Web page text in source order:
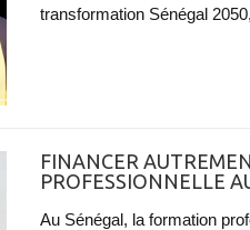
transformation Sénégal
FINANCER
PROFESSIONNELLE
Au Sénégal, la formation